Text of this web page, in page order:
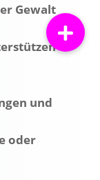
Gewalt
und
oder